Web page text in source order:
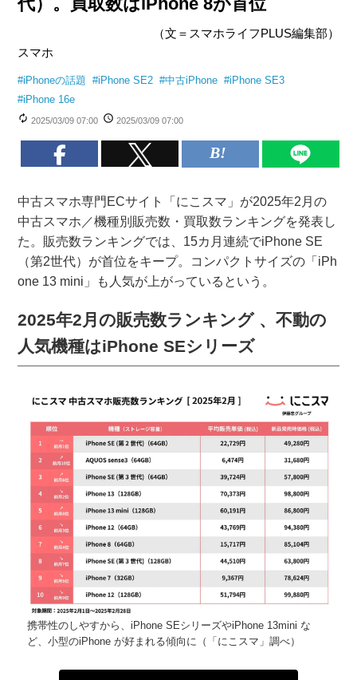
（文＝スマホライフPLUS編集部）
スマホ
#iPhoneの話題 #iPhone SE2 #中古iPhone #iPhone SE3
#iPhone 16e
2025/03/09 07:00 2025/03/09 07:00
中古スマホ専門ECサイト「にこスマ」が2025年2月の
中古スマホ／機種別販売数・買取数ランキングを発表し
た。販売数ランキングでは、15カ月連続でiPhone SE
（第2世代）が首位をキープ。コンパクトサイズの「iPh
one 13 mini」も人気が上がっているという。
2025年2月の販売数ランキング 、不動の
人気機種はiPhone SEシリーズ
携帯性のしやすから、iPhone SEシリーズやiPhone 13mini な
ど、小型のiPhone が好まれる傾向に（「にこスマ」調べ）